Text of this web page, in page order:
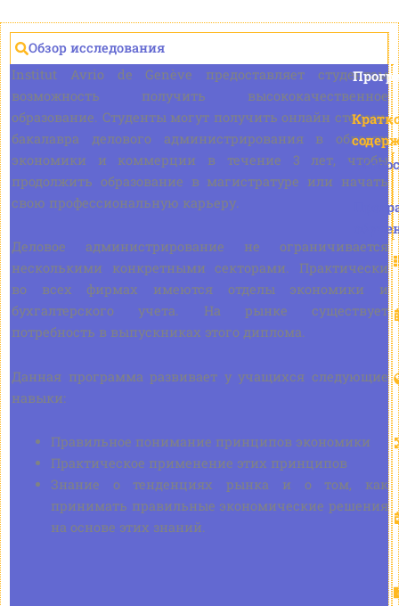
Обзор исследования
Institut Avrio de Genève предоставляет студентам
возможность получить высококачественное
образование. Студенты могут получить онлайн степень
бакалавра делового администрирования в области
экономики и коммерции в течение 3 лет, чтобы
продолжить образование в магистратуре или начать
свою профессиональную карьеру.
Деловое администрирование не ограничивается
несколькими конкретными секторами. Практически
во всех фирмах имеются отделы экономики и
бухгалтерского учета. На рынке существует
потребность в выпускниках этого диплома.
Данная программа развивает у учащихся следующие
навыки:
Правильное понимание принципов экономики
Практическое применение этих принципов
Знание о тенденциях рынка и о том, как
принимать правильные экономические решения
на основе этих знаний.